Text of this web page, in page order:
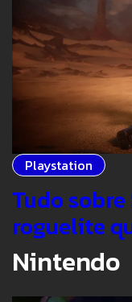
Playstation
Tudo
roguelite
Nintendo